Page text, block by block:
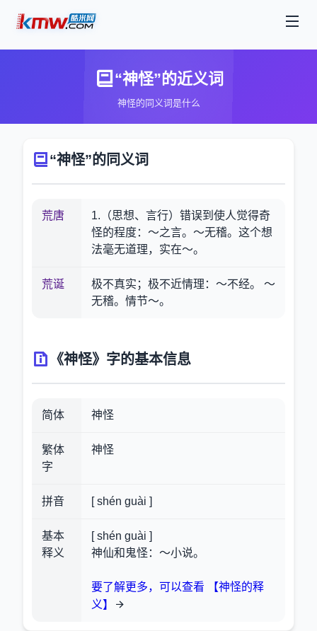
“神怪”的近义词
神怪的同义词是什么
“神怪”的同义词
荒唐
1.（思想、言行）错误到使人觉得奇
怪的程度：～之言。～无稽。这个想
法毫无道理，实在～。
荒诞
极不真实；极不近情理：～不经。 ～
无稽。情节～。
《神怪》字的基本信息
简体 神怪
繁体
字
神怪
拼音 [ shén guài ]
基本
释义
[ shén guài ]
神仙和鬼怪：～小说。
要了解更多，可以查看 【神怪的释
义】